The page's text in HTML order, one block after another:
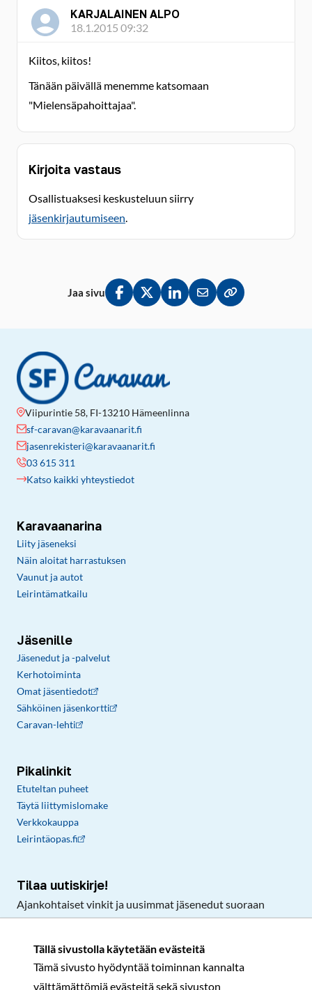
Tällä sivustolla käytetään evästeitä
Tämä sivusto hyödyntää toiminnan kannalta
välttämättömiä evästeitä sekä sivuston
KARJALAINEN ALPO
18.1.2015 09:32
Kiitos, kiitos!
Tänään päivällä menemme katsomaan
"Mielensäpahoittajaa".
Kirjoita vastaus
Osallistuaksesi keskusteluun siirry
jäsenkirjautumiseen.
Jaa sivu
Jaa Facebookissa
Jaa Twitterissä
Jaa LinkedInissä
Jaa sähköpostitse
Kopioi linkki
Viipurintie 58, FI-13210 Hämeenlinna
sf-caravan@karavaanarit.fi
jasenrekisteri@karavaanarit.fi
03 615 311
Katso kaikki yhteystiedot
Karavaanarina
Liity jäseneksi
Näin aloitat harrastuksen
Vaunut ja autot
Leirintämatkailu
Jäsenille
Jäsenedut ja -palvelut
Kerhotoiminta
Omat jäsentiedot
Sähköinen jäsenkortti
Caravan-lehti
Pikalinkit
Etuteltan puheet
Täytä liittymislomake
Verkkokauppa
Leirintäopas.fi
Tilaa uutiskirje!
Ajankohtaiset vinkit ja uusimmat jäsenedut suoraan